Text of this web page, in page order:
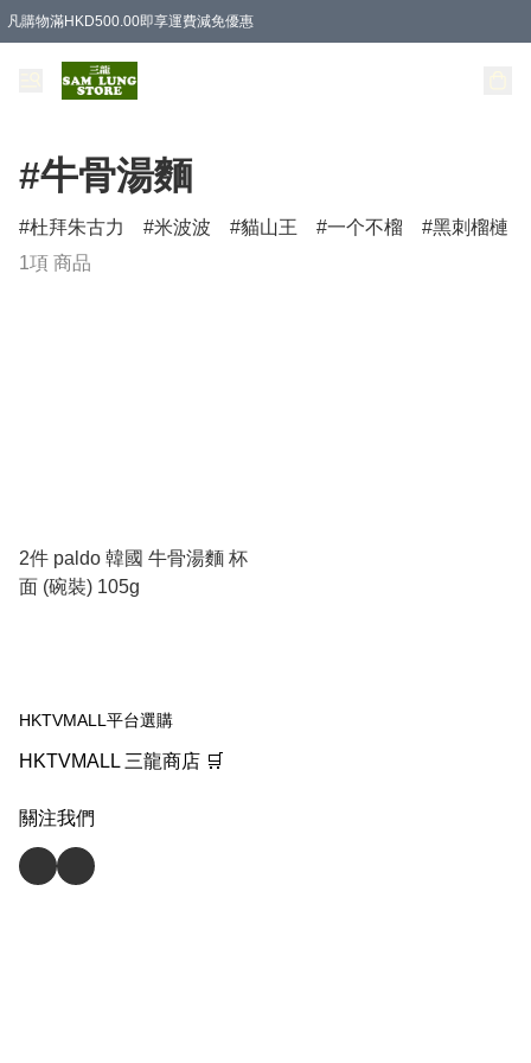
凡購物滿HKD500.00即享運費減免優惠
#牛骨湯麵
杜拜朱古力 米波波 貓山王 一个不榴
黑刺榴槤
1項 商品
2件 paldo 韓國 牛骨湯麵 杯
面 (碗裝) 105g
HKTVMALL平台選購
HKTVMALL 三龍商店 🛒
關注我們